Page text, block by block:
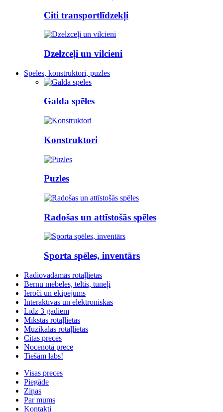
Citi transportlīdzekļi
Dzelzceļi un vilcieni
Spēles, konstruktori, puzles
Galda spēles
Konstruktori
Puzles
Radošas un attīstošās spēles
Sporta spēles, inventārs
Radiovadāmās rotaļlietas
Bērnu mēbeles, teltis, tuneļi
Ieroči un ekipējums
Interaktīvas un elektroniskas
Līdz 3 gadiem
Mīkstās rotaļlietas
Muzikālās rotaļlietas
Citas preces
Nocenotā prece
Tiešām labs!
Visas preces
Piegāde
Ziņas
Par mums
Kontakti